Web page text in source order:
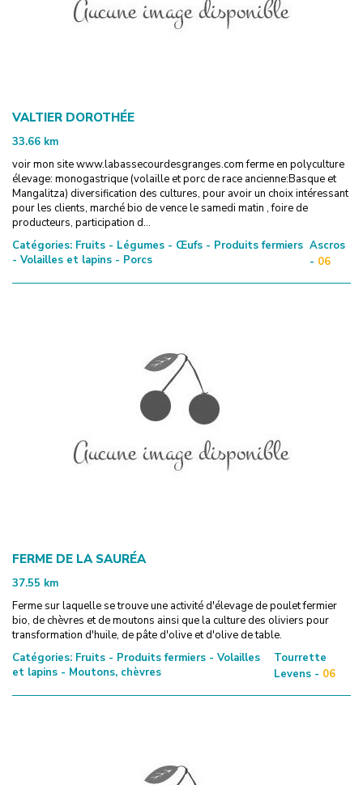
VALTIER DOROTHÉE
33.66 km
voir mon site www.labassecourdesgranges.com ferme en polyculture
élevage: monogastrique (volaille et porc de race ancienne:Basque et
Mangalitza) diversification des cultures, pour avoir un choix intéressant
pour les clients, marché bio de vence le samedi matin , foire de
producteurs, participation d...
Catégories: Fruits - Légumes - Œufs - Produits fermiers
- Volailles et lapins - Porcs
Ascros
- 06
FERME DE LA SAURÉA
37.55 km
Ferme sur laquelle se trouve une activité d'élevage de poulet fermier
bio, de chèvres et de moutons ainsi que la culture des oliviers pour
transformation d'huile, de pâte d'olive et d'olive de table.
Catégories: Fruits - Produits fermiers - Volailles
et lapins - Moutons, chèvres
Tourrette
Levens - 06